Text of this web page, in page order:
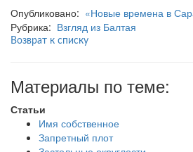
Опубликовано: «Новые времена в
Рубрика: Взгляд из Балтая
Возврат к списку
Материалы по теме:
Статьи
Имя собственное
Запретный плот